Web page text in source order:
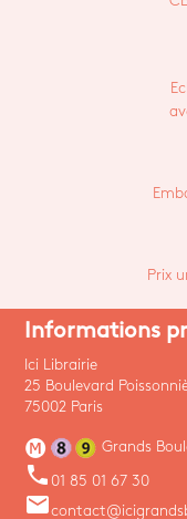
Prix
Informations
Ici Librairie
25 Boulevard
75002 Paris
Grands
phone 01 85 01 67 30
email